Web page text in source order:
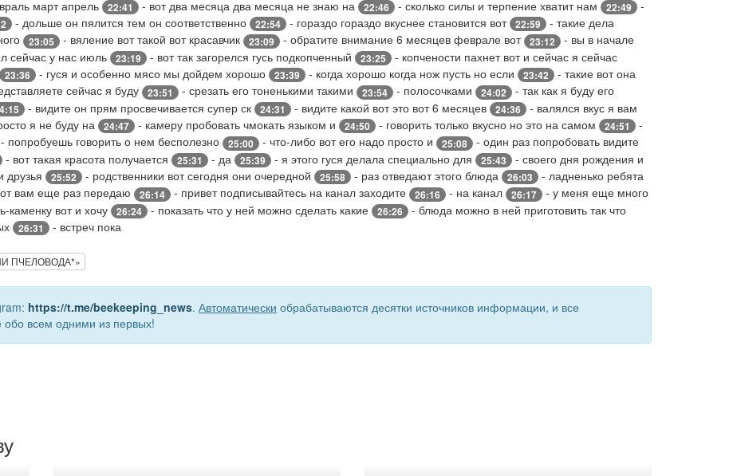
март апрель 22:41 - вот два месяца два месяца не знаю на 22:46 - сколько силы и терпение хватит нам 22:49
-
- дольше он пялится тем он соответственно 22:54 - гораздо гораздо вкуснее становится вот 22:59
- такие дела
23:05 - вяление вот такой вот красавчик 23:09 - обратите внимание 6 месяцев феврале вот 23:12
- вы в начале
сейчас у нас июль 23:19 - вот так загорелся гусь подкопченный 23:25 - копчености пахнет вот и сейчас я сейчас
23:36 - гуся и особенно мясо мы дойдем хорошо 23:39 - когда хорошо когда нож пусть но если 23:42
- такие вот она
сейчас я буду 23:51 - срезать его тоненькими такими 23:54 - полосочками 24:02
- так как я буду его
- видите он прям просвечивается супер ск 24:31 - видите какой вот это вот 6 месяцев 24:36
- валялся вкус я вам
я не буду на 24:47 - камеру пробовать чмокать языком и 24:50 - говорить только вкусно но это на самом 24:51
-
- попробуешь говорить о нем бесполезно 25:00 - что-либо вот его надо просто и 25:08 - один раз попробовать видите
- вот такая красота получается 25:31 - да 25:39 - я этого гуся делала специально для 25:43
- своего дня рождения и
друзья 25:52 - родственники вот сегодня они очередной 25:58 - раз отведают этого блюда 26:03
- ладненько ребята
вам еще раз передаю 26:14 - привет подписывайтесь на канал заходите 26:16 - на канал 26:17
- у меня еще много
каменку вот и хочу 26:24 - показать что у ней можно сделать какие 26:26 - блюда можно в ней приготовить так что
26:31 - встреч пока
ПЧЕЛОВОДА*»
https://t.me/beekeeping_news. Автоматически обрабатываются десятки источников информации, и все
обо всем одними из первых!